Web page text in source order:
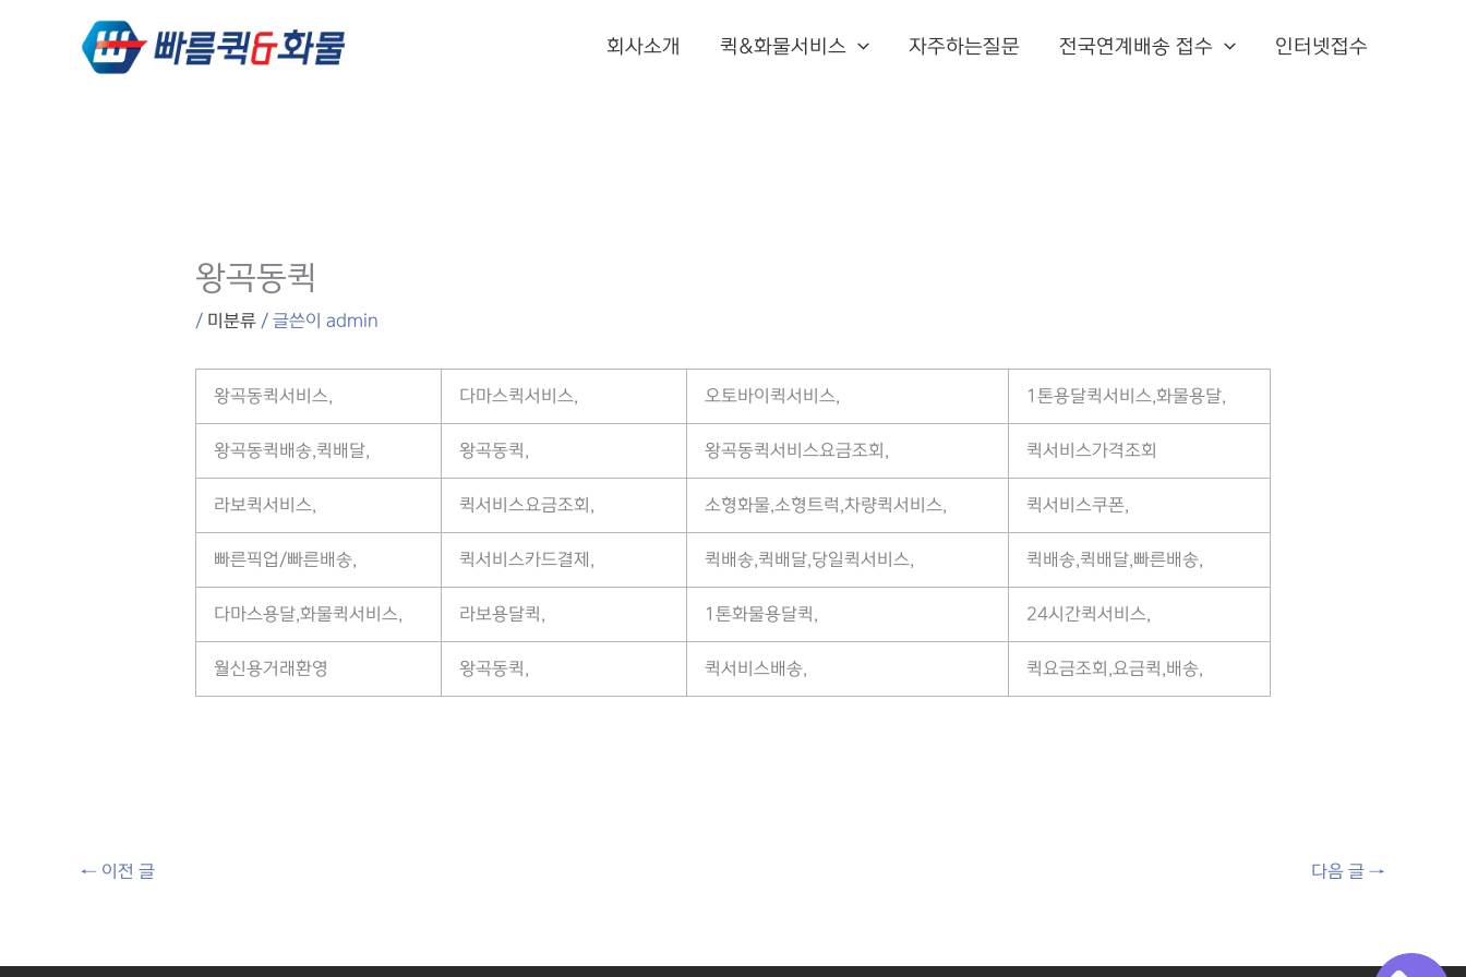
회사소개 퀵&화물서비스 자주하는질문 전국연계배송 접수 인터넷접수
왕곡동퀵
/ 미분류/ 글쓴이 admin
왕곡동퀵서비스, 다마스퀵서비스, 오토바이퀵서비스, 1톤용달퀵서비스,화물용달,
왕곡동퀵배송,퀵배달, 왕곡동퀵, 왕곡동퀵서비스요금조회, 퀵서비스가격조회
라보퀵서비스, 퀵서비스요금조회, 소형화물,소형트럭,차량퀵서비스, 퀵서비스쿠폰,
빠른픽업/빠른배송, 퀵서비스카드결제, 퀵배송,퀵배달,당일퀵서비스, 퀵배송,퀵배달,빠른배송,
다마스용달,화물퀵서비스, 라보용달퀵, 1톤화물용달퀵, 24시간퀵서비스,
월신용거래환영 왕곡동퀵, 퀵서비스배송, 퀵요금조회,요금퀵,배송,
← 이전 글 다음 글 →